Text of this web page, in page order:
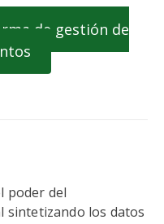
de gestión de
poder del
sintetizando los datos